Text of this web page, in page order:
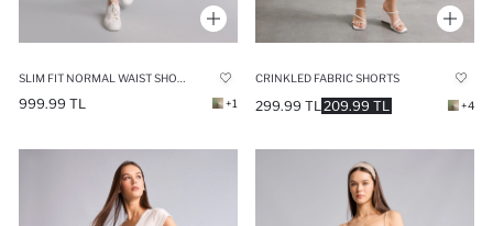
999.99 TL +1
CRINKLED FABRIC SHORTS
209.99 TL
299.99 TL +4